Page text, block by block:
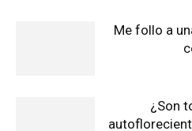
Me follo a
¿Son